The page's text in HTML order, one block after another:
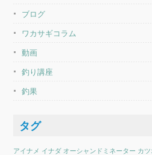
ブログ
ワカサギコラム
動画
釣り講座
釣果
タグ
アイナメ イナダ オーシャンドミネーター カツ